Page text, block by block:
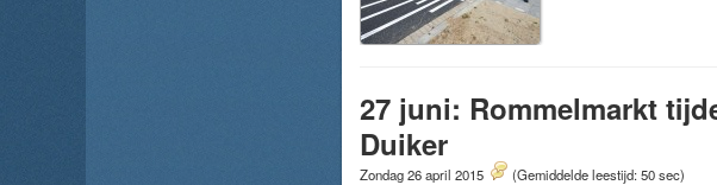
27 juni: Rommelmarkt
Duiker
Zondag 26 april 2015 (Gemiddelde leestijd: 50 sec)